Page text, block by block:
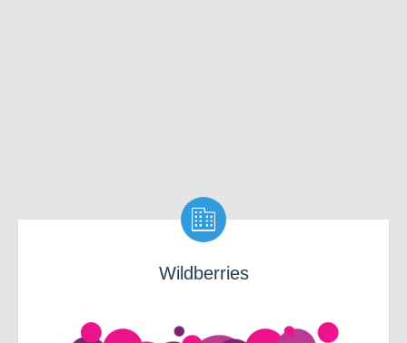

Wildberries